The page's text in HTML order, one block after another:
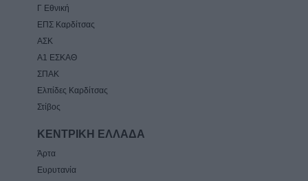
Γ Εθνική
ΕΠΣ Καρδίτσας
ΑΣΚ
Α1 ΕΣΚΑΘ
ΣΠΑΚ
Ελπίδες Καρδίτσας
Στίβος
ΚΕΝΤΡΙΚΗ ΕΛΛΑΔΑ
Άρτα
Ευρυτανία